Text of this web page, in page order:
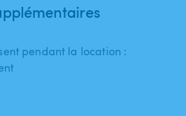
pendant la location :